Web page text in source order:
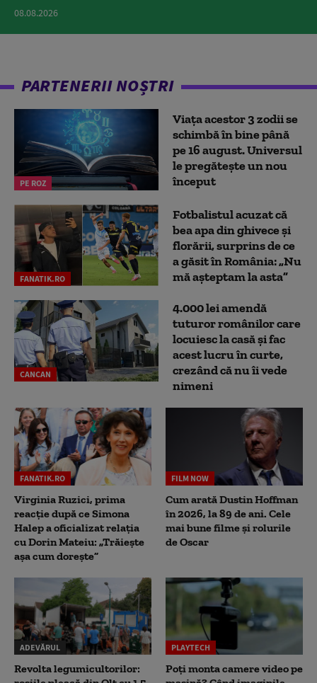
08.08.2026
PARTENERII NOȘTRI
PE ROZ
Viața acestor 3 zodii se
schimbă în bine până
pe 16 august. Universul
le pregătește un nou
început
FANATIK.RO
Fotbalistul acuzat că
bea apa din ghivece și
florării, surprins de ce
a găsit în România: „Nu
mă așteptam la asta”
CANCAN
4.000 lei amendă
tuturor românilor care
locuiesc la casă și fac
acest lucru în curte,
crezând că nu îi vede
nimeni
FANATIK.RO
Virginia Ruzici, prima
reacție după ce Simona
Halep a oficializat relația
cu Dorin Mateiu: „Trăiește
așa cum dorește”
FILM NOW
Cum arată Dustin Hoffman
în 2026, la 89 de ani. Cele
mai bune filme și rolurile
de Oscar
ADEVĂRUL
Revolta legumicultorilor:
PLAYTECH
Poți monta camere video pe